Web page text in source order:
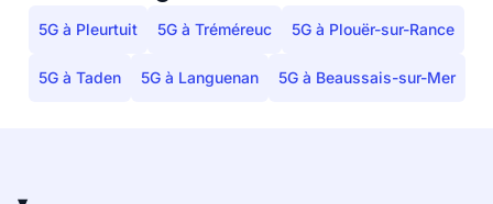
5G à Pleurtuit 5G à Tréméreuc 5G à Plouër-sur-Rance
5G à Taden 5G à Languenan 5G à Beaussais-sur-Mer